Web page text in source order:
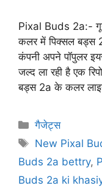
Pixal Buds 2a:-
कलर में पिक्सल बड्स
कंपनी अपने पॉपुलर
जल्द ला रही है एक
बड्स 2a के कलर
गैजेट्स
New Pixal
Buds 2a bettry,
Buds 2a ki